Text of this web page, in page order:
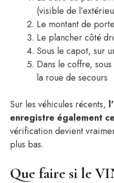
(visible de
Le montant de
Le plancher côté
Sous le capot, sur
Dans le coffre,
la roue de secours
Sur les véhicules récents,
enregistre également
vérification devient
plus bas.
Que faire si le